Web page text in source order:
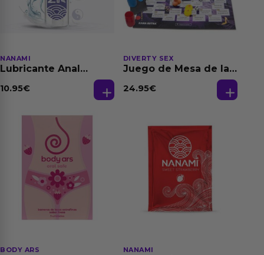
NANAMI
Lubricante Anal
Dilatación Base Agua
10.95€
DIVERTY SEX
Juego de Mesa de las
24.95€
BODY ARS NANAMI